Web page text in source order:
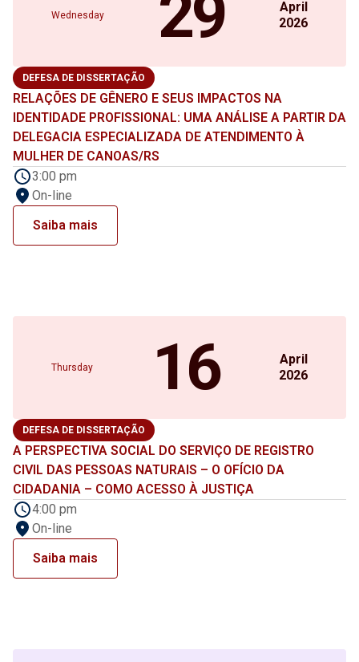
Wednesday 29
April
2026
DEFESA DE DISSERTAÇÃO
RELAÇÕES DE GÊNERO E SEUS IMPACTOS NA
IDENTIDADE PROFISSIONAL: UMA ANÁLISE A PARTIR DA
DELEGACIA ESPECIALIZADA DE ATENDIMENTO À
MULHER DE CANOAS/RS
3:00 pm
On-line
Saiba mais
Thursday 16
April
2026
DEFESA DE DISSERTAÇÃO
A PERSPECTIVA SOCIAL DO SERVIÇO DE REGISTRO
CIVIL DAS PESSOAS NATURAIS – O OFÍCIO DA
CIDADANIA – COMO ACESSO À JUSTIÇA
4:00 pm
On-line
Saiba mais